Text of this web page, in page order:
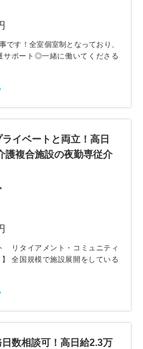
です！全室個室制となっており、
サポート◎一緒に働いてくださる
イベートと両立！高日
複合施設の夜勤専従介
リタイアメント・コミュニティ
全国規模で施設展開をしている
数相談可！高日給2.3万